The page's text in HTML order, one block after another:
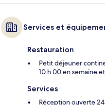
Services et
Restauration
Petit déjeuner
10 h 00 en semaine
Services
Réception ouverte